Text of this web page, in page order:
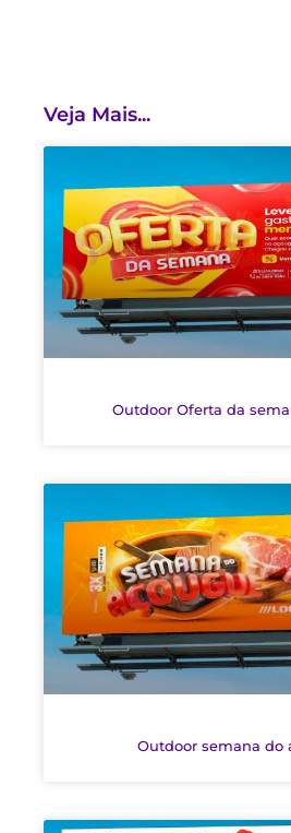
Veja Mais...
Outdoor Oferta da
Outdoor semana do